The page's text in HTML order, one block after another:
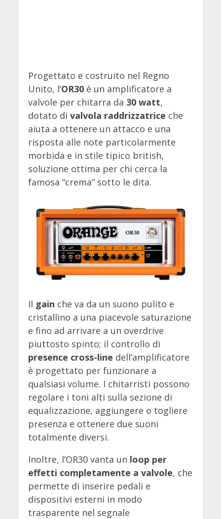
Progettato e costruito nel Regno
Unito, l’OR30 è un amplificatore a
valvole per chitarra da 30 watt,
dotato di valvola raddrizzatrice che
aiuta a ottenere un attacco e una
risposta alle note particolarmente
morbida e in stile tipico british,
soluzione ottima per chi cerca la
famosa “crema” sotto le dita.
Il gain che va da un suono pulito e
cristallino a una piacevole saturazione
e fino ad arrivare a un overdrive
piuttosto spinto; il controllo di
presence cross-line dell’amplificatore
è progettato per funzionare a
qualsiasi volume. I chitarristi possono
regolare i toni alti sulla sezione di
equalizzazione, aggiungere o togliere
presenza e ottenere due suoni
totalmente diversi.
Inoltre, l’OR30 vanta un loop per
effetti completamente a valvole, che
permette di inserire pedali e
dispositivi esterni in modo
trasparente nel segnale